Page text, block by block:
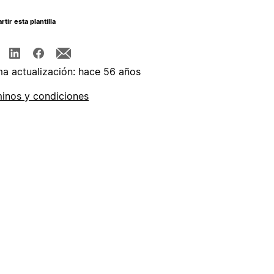
esta plantilla
actualización: hace 56 años
y condiciones